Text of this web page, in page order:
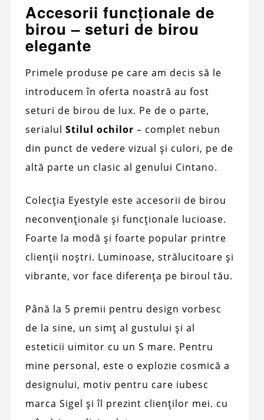
Accesorii funcționale de
birou – seturi de birou
elegante
Primele produse pe care am decis să le
introducem în oferta noastră au fost
seturi de birou de lux. Pe de o parte,
serialul Stilul ochilor – complet nebun
din punct de vedere vizual și culori, pe de
altă parte un clasic al genului Cintano.
Colecția Eyestyle este accesorii de birou
neconvenționale și funcționale lucioase.
Foarte la modă și foarte popular printre
clienții noștri. Luminoase, strălucitoare și
vibrante, vor face diferența pe biroul tău.
Până la 5 premii pentru design vorbesc
de la sine, un simț al gustului și al
esteticii uimitor cu un S mare. Pentru
mine personal, este o explozie cosmică a
designului, motiv pentru care iubesc
marca Sigel și îl prezint clienților mei. cu